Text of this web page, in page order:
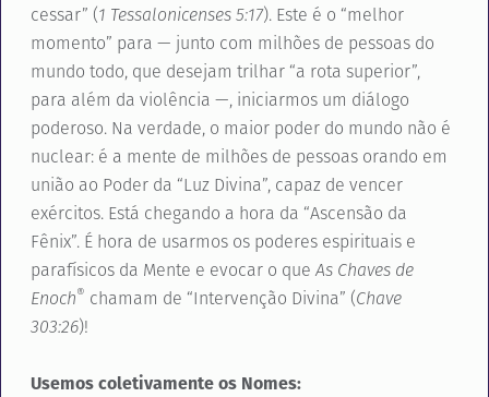
cessar” (1 Tessalonicenses 5:17). Este é o “melhor
momento” para — junto com milhões de pessoas do
mundo todo, que desejam trilhar “a rota superior”,
para além da violência —, iniciarmos um diálogo
poderoso. Na verdade, o maior poder do mundo não é
nuclear: é a mente de milhões de pessoas orando em
união ao Poder da “Luz Divina”, capaz de vencer
exércitos. Está chegando a hora da “Ascensão da
Fênix”. É hora de usarmos os poderes espirituais e
parafísicos da Mente e evocar o que As Chaves de
Enoch® chamam de “Intervenção Divina” (Chave
303:26)!
Usemos coletivamente os Nomes: